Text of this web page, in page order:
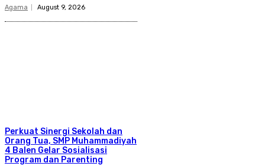
Agama August 9, 2026
Perkuat Sinergi Sekolah dan
Orang Tua, SMP Muhammadiyah
4 Balen Gelar Sosialisasi
Program dan Parenting